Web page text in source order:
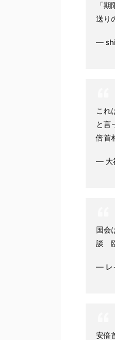
「
送り
—
これ
と言
倍首
— 大
国会
談
— レ
安倍